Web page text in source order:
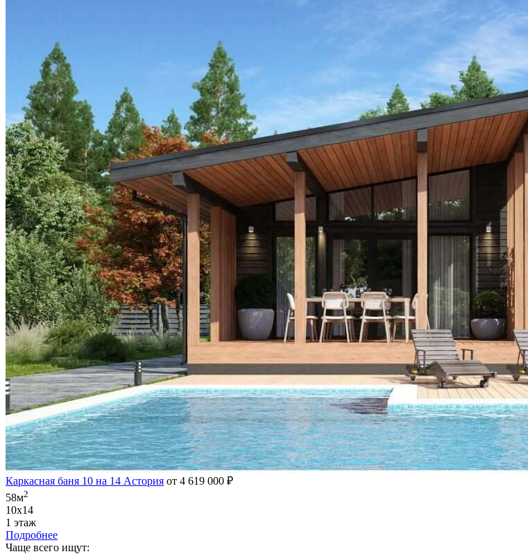
Каркасная баня 10 на 14 Астория от 4 619 000 ₽
58м2
10х14
1 этаж
Подробнее
Чаще всего ищут: